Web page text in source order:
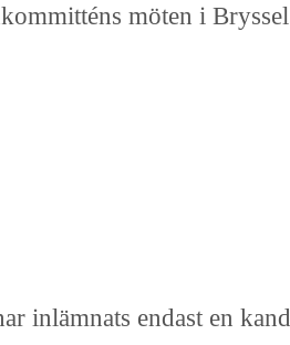
möten i
inlämnats endast en